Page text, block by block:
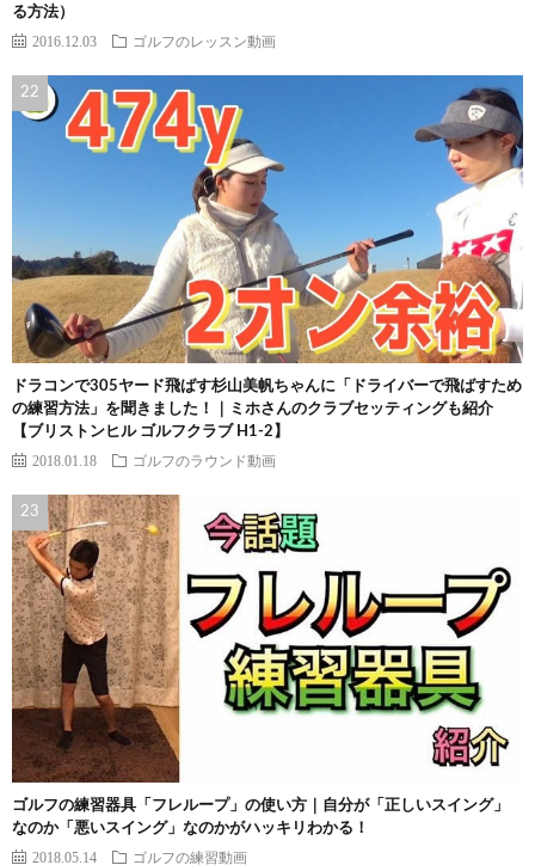
る方法）
2016.12.03 ゴルフのレッスン動画
ドラコンで305ヤード飛ばす杉山美帆ちゃんに「ドライバーで飛ばすため
の練習方法」を聞きました！｜ミホさんのクラブセッティングも紹介
【ブリストンヒル ゴルフクラブ H1-2】
2018.01.18 ゴルフのラウンド動画
ゴルフの練習器具「フレループ」の使い方｜自分が「正しいスイング」
なのか「悪いスイング」なのかがハッキリわかる！
2018.05.14 ゴルフの練習動画